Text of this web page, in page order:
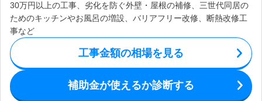
30万円以上の工事、劣化を防ぐ外壁・屋根の補修、三世代同居の
ためのキッチンやお風呂の増設、バリアフリー改修、断熱改修工
事など
工事金額の相場を見る
補助金が使えるか診断する